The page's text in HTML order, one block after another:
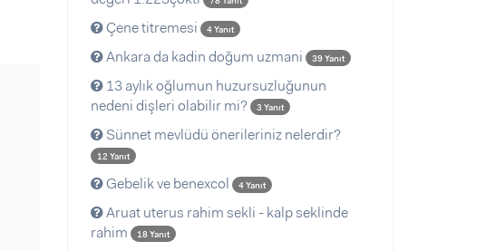
Çene titremesi 4 Yanıt
Ankara da kadin doğum uzmani 39 Yanıt
13 aylık oğlumun huzursuzluğunun
nedeni dişleri olabilir mi?
3 Yanıt
Sünnet mevlüdü önerileriniz nelerdir?
12 Yanıt
Gebelik ve benexcol 4 Yanıt
Aruat uterus rahim sekli - kalp seklinde
rahim
18 Yanıt